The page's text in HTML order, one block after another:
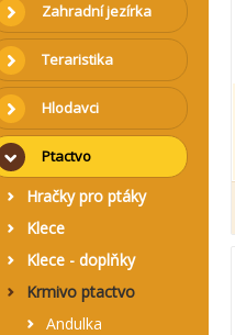
Zahradní jezírka
Teraristika
Hlodavci
Ptactvo
Hračky pro ptáky
Klece
Klece - doplňky
Krmivo ptactvo
Andulka